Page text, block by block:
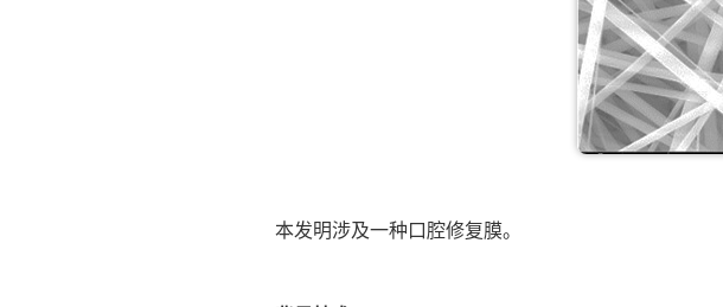
本发明涉及一种口腔修复膜。